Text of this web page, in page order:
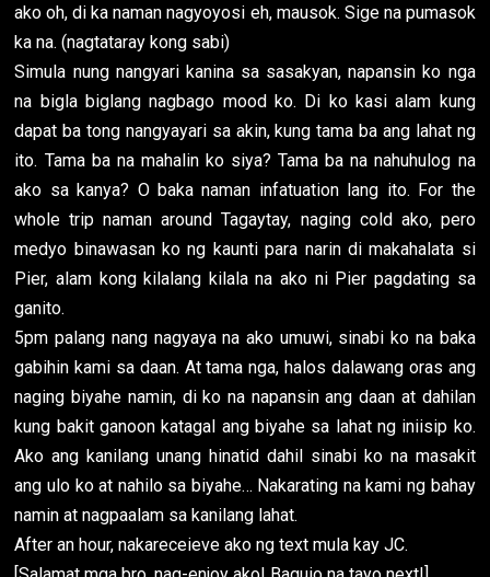
ako oh, di ka naman nagyoyosi eh, mausok. Sige na pumasok
ka na. (nagtataray kong sabi)
Simula nung nangyari kanina sa sasakyan, napansin ko nga
na bigla biglang nagbago mood ko. Di ko kasi alam kung
dapat ba tong nangyayari sa akin, kung tama ba ang lahat ng
ito. Tama ba na mahalin ko siya? Tama ba na nahuhulog na
ako sa kanya? O baka naman infatuation lang ito. For the
whole trip naman around Tagaytay, naging cold ako, pero
medyo binawasan ko ng kaunti para narin di makahalata si
Pier, alam kong kilalang kilala na ako ni Pier pagdating sa
ganito.
5pm palang nang nagyaya na ako umuwi, sinabi ko na baka
gabihin kami sa daan. At tama nga, halos dalawang oras ang
naging biyahe namin, di ko na napansin ang daan at dahilan
kung bakit ganoon katagal ang biyahe sa lahat ng iniisip ko.
Ako ang kanilang unang hinatid dahil sinabi ko na masakit
ang ulo ko at nahilo sa biyahe… Nakarating na kami ng bahay
namin at nagpaalam sa kanilang lahat.
After an hour, nakareceieve ako ng text mula kay JC.